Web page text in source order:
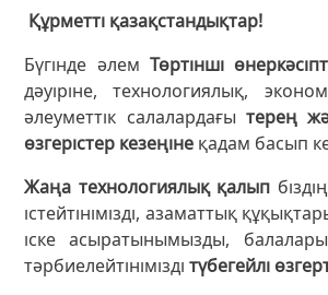
Құрметті қазақстандықтар!
Бүгінде әлем Төртінші
дәуіріне, технологиялық,
әлеуметтік салалардағы терең
өзгерістер кезеңіне қадам басып
Жаңа технологиялық қалып
істейтінімізді, азаматтық
іске асыратынымызды,
тәрбиелейтініміздітүбегейлі